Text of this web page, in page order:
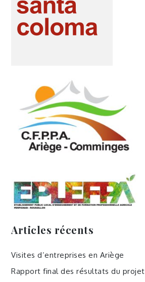
Articles récents
Visites d’entreprises en Ariège
Rapport final des résultats du projet